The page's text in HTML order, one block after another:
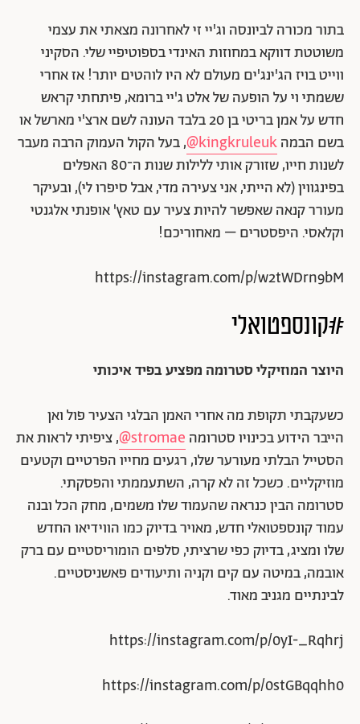
בתור מכורה לביונסה וג'יי זי לאחרונה מצאתי את עצמי
משוטטת דווקא במחוזות האינדי בספוטיפיי שלי. הסקיני
ווייט בויז הג'ינג'ים מעולם לא היו לוהטים יותר! אז אחרי
ששמתי וי על הופעה של אלט ג'יי ברומא, פיתחתי קראש
חדש על אמן בריטי בן 20 בלבד העונה לשם ארצ'י מארשל או
בשם הבמהkingkruleuk@
, בעל הקול העמוק הרבה מעבר
לשנות חייו, שזורק אותי ללילות שנות ה־80 האפלים
בפינגווין (לא הייתי, אני צעירה מדי, אבל סיפרו לי), ובעיקר
מעורר קנאה שאפשר להיות צעיר עם טאץ' אופנתי אלגנטי
וקלאסי. היפסטרים – מאחוריכם!
https://instagram.com/p/w2tWDrn9bM
#קונספטואלי
היוצר המוזיקלי סטרומה מפציע בפיד איכותי
כשעקבתי תקופת מה אחרי האמן הבלגי הצעיר פול ואן
הייבר הידוע בכינויו סטרומה stromae@
, ציפיתי לראות את
הסטייל הבלתי מעורער שלו, רגעים מחייו הפרטיים וקטעים
מוזיקליים. כשכל זה לא קרה, השתעממתי והפסקתי.
סטרומה הבין כנראה שהעמוד שלו משמים, מחק הכל ובנה
עמוד קונספטואלי חדש, מאויר בדיוק כמו הווידיאו החדש
שלו ומציג, בדיוק כפי שרציתי, סלפים הומוריסטיים עם ברק
אובמה, במיטה עם קים וקניה ותיעודים פאשניסטיים.
לבינתיים מגניב מאוד.
https://instagram.com/p/0yI-_Rqhrj
https://instagram.com/p/0stGBqqhh0